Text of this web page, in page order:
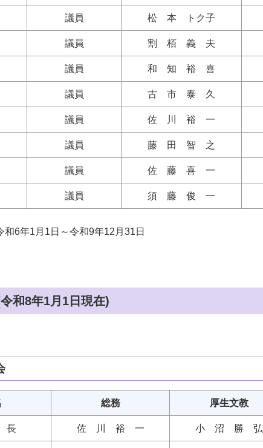
議員 松 本 トク子
議員 割 栢 義 夫
議員 和 知 裕 喜
議員 古 市 泰 久
議員 佐 川 裕 一
議員 藤 田 智 之
議員 佐 藤 喜 一
議員 須 藤 俊 一
6年1月1日～令和9年12月31日
和8年1月1日現在)
総務 厚生文教
長 佐 川 裕 一 小 沼 勝 弘